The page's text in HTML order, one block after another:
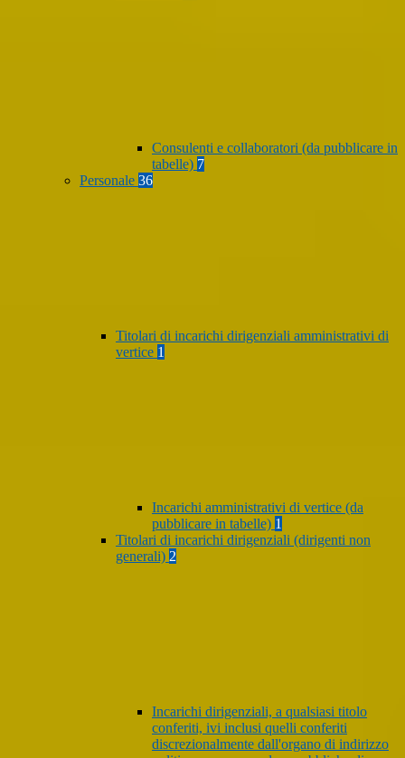
Consulenti e collaboratori (da pubblicare in
tabelle) 7
Personale 36
Titolari di incarichi dirigenziali amministrativi di
vertice 1
Incarichi amministrativi di vertice (da
pubblicare in tabelle) 1
Titolari di incarichi dirigenziali (dirigenti non
generali) 2
Incarichi dirigenziali, a qualsiasi titolo
conferiti, ivi inclusi quelli conferiti
discrezionalmente dall'organo di indirizzo